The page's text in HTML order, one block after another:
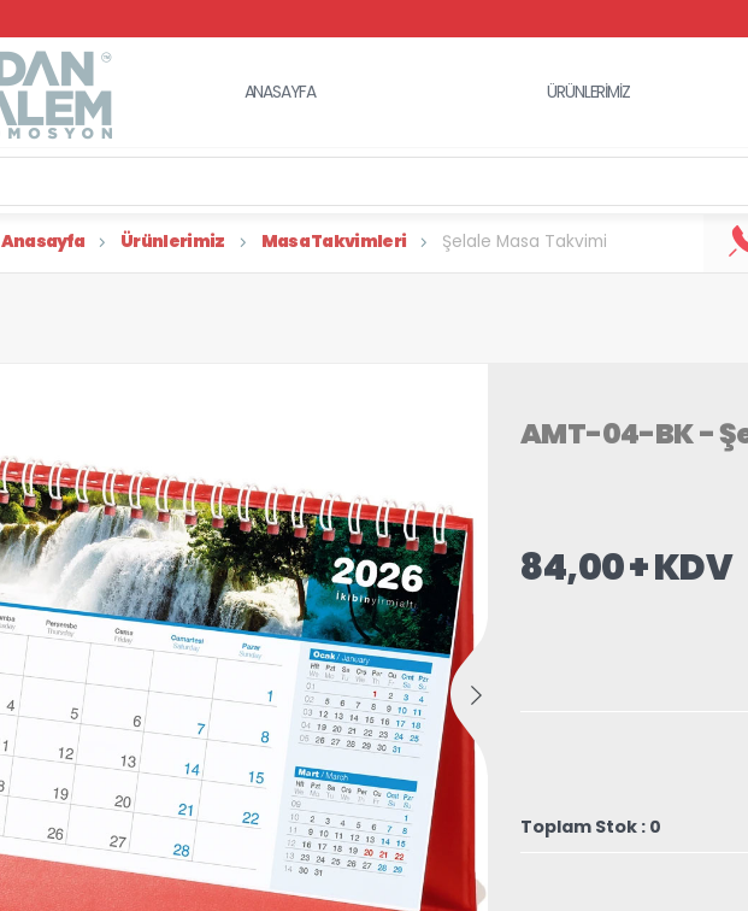
ANASAYFA ÜRÜNLERİMİZ
Anasayfa Ürünlerimiz Masa Takvimleri Şelale Masa Takvimi
AMT-04-BK -
84,00 + KDV
Toplam Stok : 0